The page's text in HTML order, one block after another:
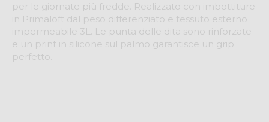
per le giornate più fredde. Realizzato con imbottiture
in Primaloft dal peso differenziato e tessuto esterno
impermeabile 3L. Le punta delle dita sono rinforzate
e un print in silicone sul palmo garantisce un grip
perfetto.